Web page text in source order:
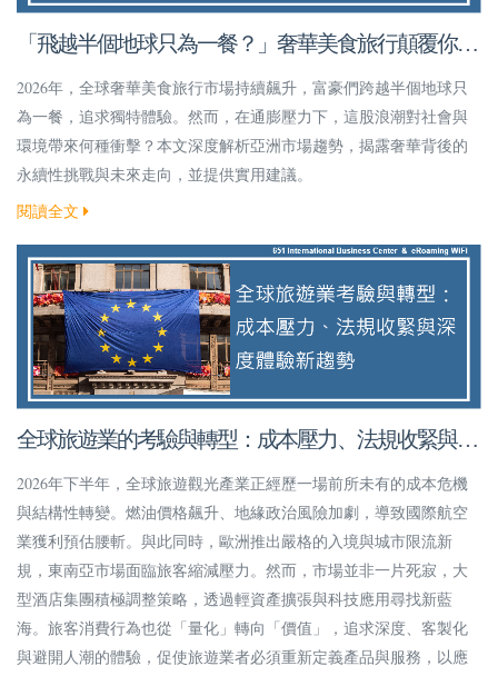
「飛越半個地球只為一餐？」奢華美食旅行顛覆你的
想像！
2026年，全球奢華美食旅行市場持續飆升，富豪們跨越半個地球只
為一餐，追求獨特體驗。然而，在通膨壓力下，這股浪潮對社會與
環境帶來何種衝擊？本文深度解析亞洲市場趨勢，揭露奢華背後的
永續性挑戰與未來走向，並提供實用建議。
閱讀全文
全球旅遊業的考驗與轉型：成本壓力、法規收緊與深
度體驗新趨勢
2026年下半年，全球旅遊觀光產業正經歷一場前所未有的成本危機
與結構性轉變。燃油價格飆升、地緣政治風險加劇，導致國際航空
業獲利預估腰斬。與此同時，歐洲推出嚴格的入境與城市限流新
規，東南亞市場面臨旅客縮減壓力。然而，市場並非一片死寂，大
型酒店集團積極調整策略，透過輕資產擴張與科技應用尋找新藍
海。旅客消費行為也從「量化」轉向「價值」，追求深度、客製化
與避開人潮的體驗，促使旅遊業者必須重新定義產品與服務，以應